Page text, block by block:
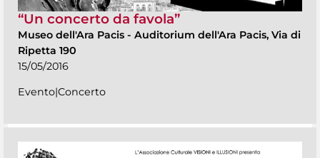
“Un concerto da favola”
Museo dell'Ara Pacis - Auditorium dell'Ara Pacis, Via di
Ripetta 190
15/05/2016
Evento|Concerto